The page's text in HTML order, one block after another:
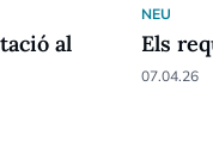
al
NEU
Els
07.04.26